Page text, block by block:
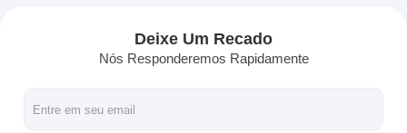
Flip-up monitor
Soquete de Mesa Pop Up
Deixe Um Recado
Nós Responderemos Rapidamente